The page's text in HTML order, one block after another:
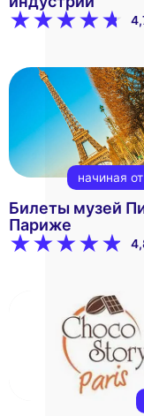
начиная от
Билеты музей
Париже